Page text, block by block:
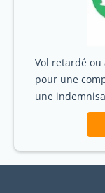
Vol retardé
pour une
une